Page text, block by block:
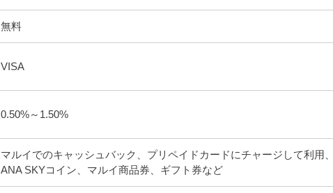
無料
VISA
0.50%～1.50%
マルイでのキャッシュバック、プリペイドカードにチャージして利用
ANA SKYコイン、マルイ商品券、ギフト券など